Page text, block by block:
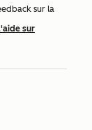
sur la
sur